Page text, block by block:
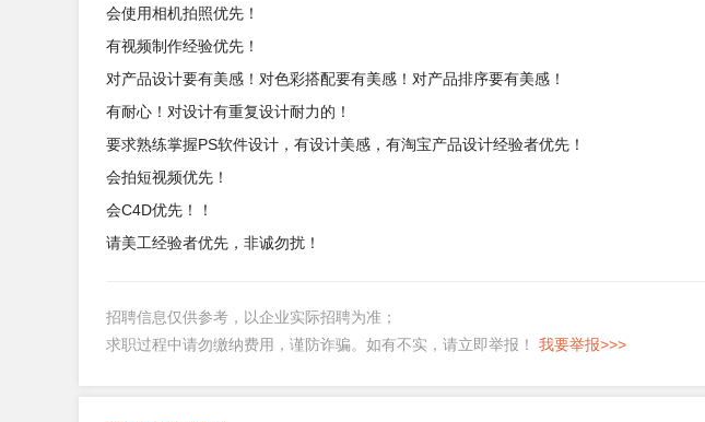
会使用相机拍照优先！
有视频制作经验优先！
对产品设计要有美感！对色彩搭配要有美感！对产品排序要有美感！
有耐心！对设计有重复设计耐力的！
要求熟练掌握PS软件设计，有设计美感，有淘宝产品设计经验者优先！
会拍短视频优先！
会C4D优先！！
请美工经验者优先，非诚勿扰！
招聘信息仅供参考，以企业实际招聘为准；
求职过程中请勿缴纳费用，谨防诈骗。如有不实，请立即举报！ 我要举报>>>